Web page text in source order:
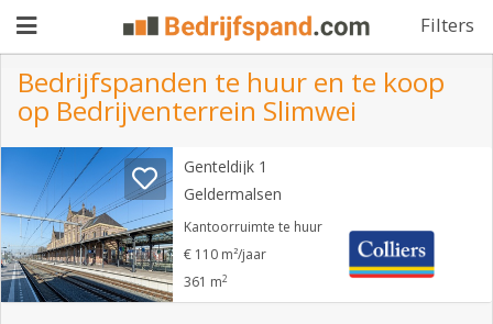
Filters
Pand
aanbieden
Pand
zoeken
Waarom
adverteren
Premium
Bedrijfspanden te huur en te koop
op Bedrijventerrein Slimwei
Genteldijk 1
Geldermalsen
Kantoorruimte te huur
€ 110 m²/jaar
361 m2